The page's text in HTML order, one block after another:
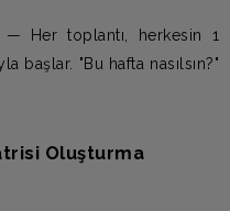
— Her toplantı, herkesin 1
başlar. "Bu hafta nasılsın?"
Oluşturma